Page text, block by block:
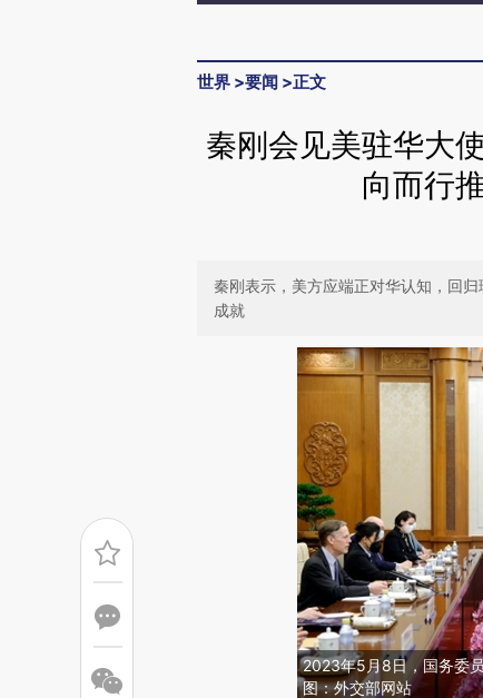
世界 >要闻 >正文
秦刚会见美驻华大
向而行
秦刚表示，美方应端正对华认知，回
成就
2023年5月8日，国务委
图：外交部网站